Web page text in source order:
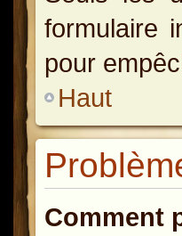
formulaire
pour
Haut
Comment